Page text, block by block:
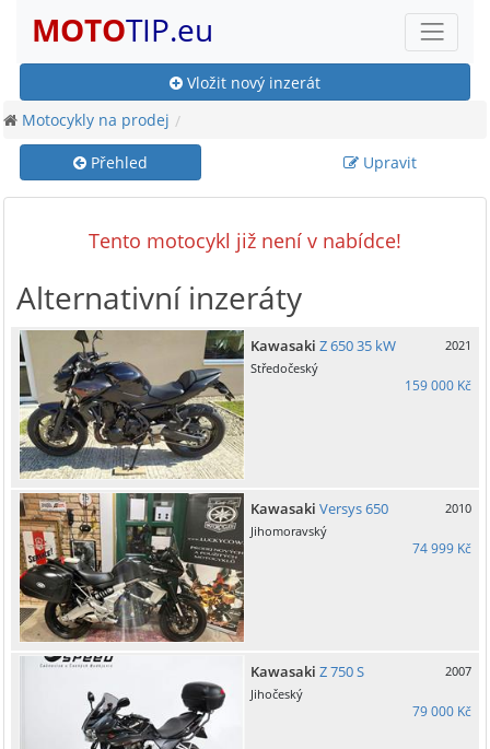
MOTOTIP.eu
Vložit nový inzerát
Motocykly na prodej
Přehled Upravit
Tento motocykl již není v nabídce!
Alternativní inzeráty
Kawasaki Z 650 35 kW
2021
Středočeský
159 000 Kč
Kawasaki Versys 650
2010
Jihomoravský
74 999 Kč
Kawasaki Z 750 S
2007
Jihočeský
79 000 Kč